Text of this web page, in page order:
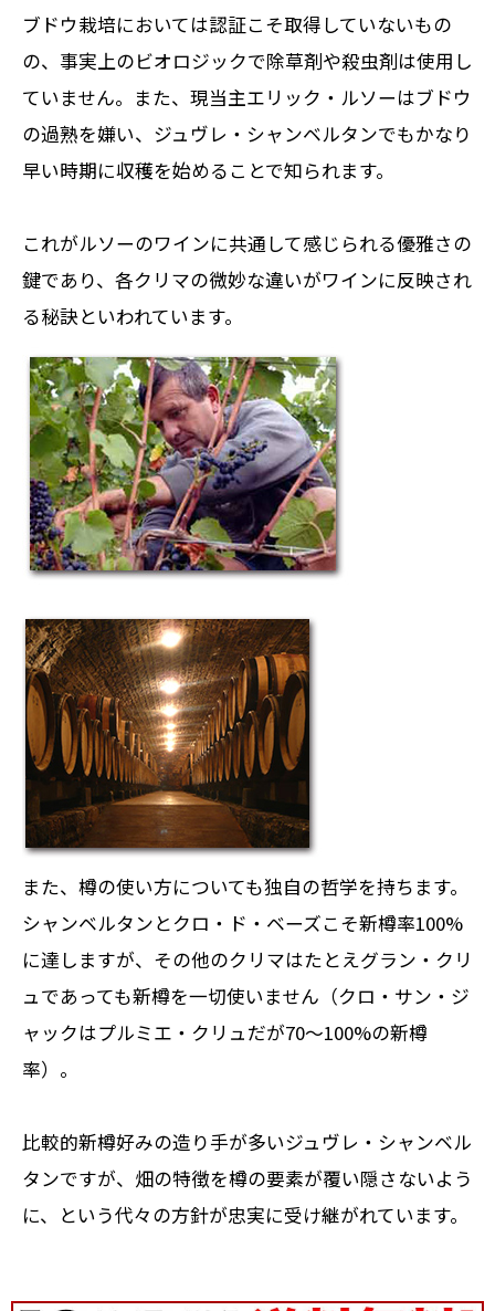
ブドウ栽培においては認証こそ取得していないもの
の、事実上のビオロジックで除草剤や殺虫剤は使用し
ていません。また、現当主エリック・ルソーはブドウ
の過熟を嫌い、ジュヴレ・シャンベルタンでもかなり
早い時期に収穫を始めることで知られます。
これがルソーのワインに共通して感じられる優雅さの
鍵であり、各クリマの微妙な違いがワインに反映され
る秘訣といわれています。
また、樽の使い方についても独自の哲学を持ちます。
シャンベルタンとクロ・ド・ベーズこそ新樽率100%
に達しますが、その他のクリマはたとえグラン・クリ
ュであっても新樽を一切使いません（クロ・サン・ジ
ャックはプルミエ・クリュだが70～100%の新樽
率）。
比較的新樽好みの造り手が多いジュヴレ・シャンベル
タンですが、畑の特徴を樽の要素が覆い隠さないよう
に、という代々の方針が忠実に受け継がれています。